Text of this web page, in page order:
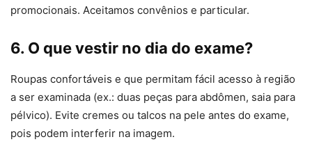
promocionais. Aceitamos convênios e particular.
6. O que vestir no dia do exame?
Roupas confortáveis e que permitam fácil acesso à região
a ser examinada (ex.: duas peças para abdômen, saia para
pélvico). Evite cremes ou talcos na pele antes do exame,
pois podem interferir na imagem.